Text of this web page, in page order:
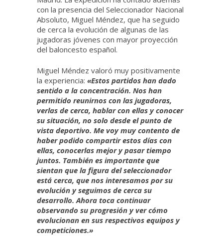
con la presencia del Seleccionador Nacional
Absoluto, Miguel Méndez, que ha seguido
de cerca la evolución de algunas de las
jugadoras jóvenes con mayor proyección
del baloncesto español.
Miguel Méndez valoró muy positivamente
la experiencia: «Estos partidos han dado
sentido a la concentración. Nos han
permitido reunirnos con las jugadoras,
verlas de cerca, hablar con ellas y conocer
su situación, no solo desde el punto de
vista deportivo. Me voy muy contento de
haber podido compartir estos días con
ellas, conocerlas mejor y pasar tiempo
juntos. También es importante que
sientan que la figura del seleccionador
está cerca, que nos interesamos por su
evolución y seguimos de cerca su
desarrollo. Ahora toca continuar
observando su progresión y ver cómo
evolucionan en sus respectivos equipos y
competiciones.»